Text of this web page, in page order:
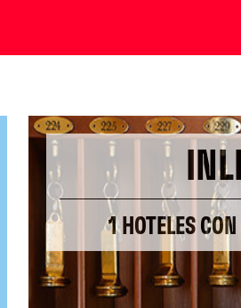
1 HOTELES